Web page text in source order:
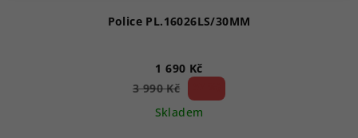
Police PL.16026LS/30MM
1 690 Kč
3 990 Kč
Skladem